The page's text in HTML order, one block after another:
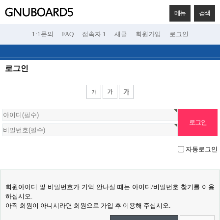
메뉴 검색
1:1문의 FAQ 접속자 1 새글 회원가입 로그인
로그인
자동로그인
회원아이디 및 비밀번호가 기억 안나실 때는 아이디/비밀번호 찾기를 이용
하십시오.
아직 회원이 아니시라면 회원으로 가입 후 이용해 주십시오.